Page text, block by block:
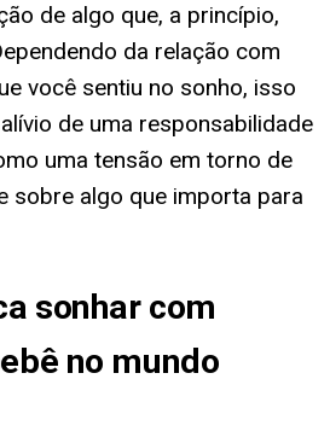
de algo que, a princípio,
da relação com
você sentiu no sonho, isso
de uma responsabilidade
uma tensão em torno de
sobre algo que importa para
sonhar com
no mundo